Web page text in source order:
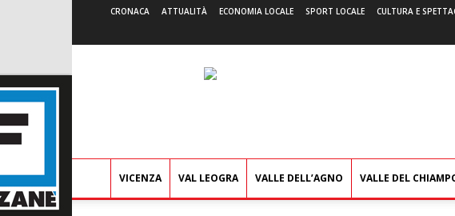
CRONACA ATTUALITÀ ECONOMIA LOCALE SPORT LOCALE CULTURA E
VICENZA VAL LEOGRA VALLE DELL’AGNO VALLE DEL